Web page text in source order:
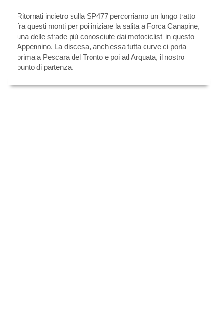
Ritornati indietro sulla SP477 percorriamo un lungo tratto
fra questi monti per poi iniziare la salita a Forca Canapine,
una delle strade più conosciute dai motociclisti in questo
Appennino. La discesa, anch'essa tutta curve ci porta
prima a Pescara del Tronto e poi ad Arquata, il nostro
punto di partenza.